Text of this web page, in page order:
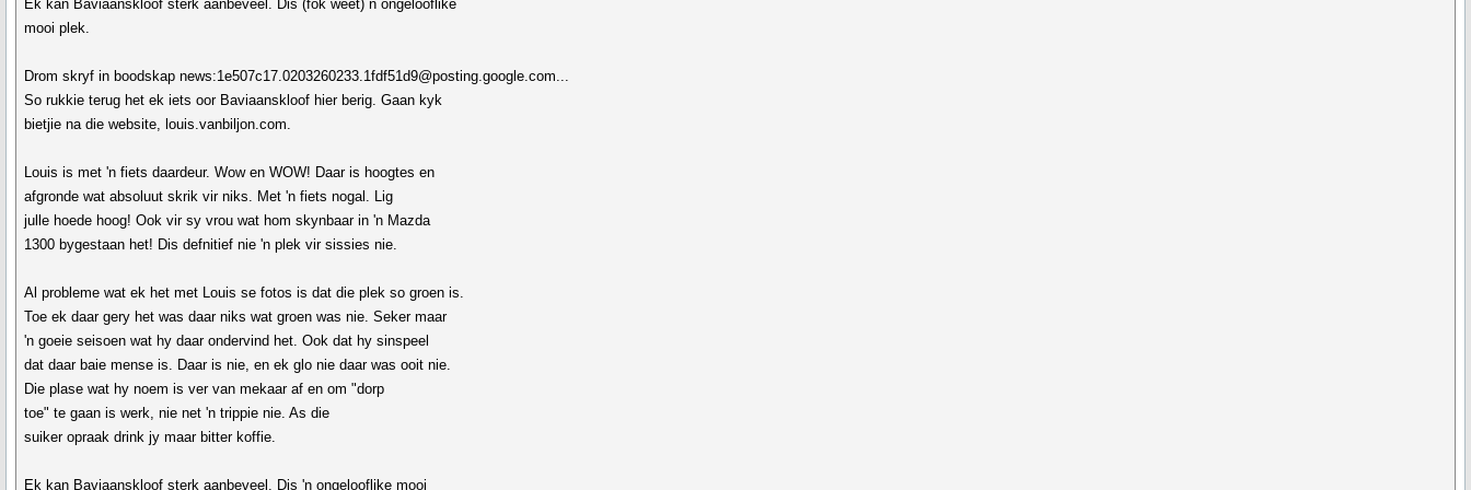
Ek kan Baviaanskloof sterk aanbeveel. Dis (fok weet) n ongelooflike
mooi plek.
Drom skryf in boodskap news:1e507c17.0203260233.1fdf51d9@posting.google.com...
So rukkie terug het ek iets oor Baviaanskloof hier berig. Gaan kyk
bietjie na die website, louis.vanbiljon.com.
Louis is met 'n fiets daardeur. Wow en WOW! Daar is hoogtes en
afgronde wat absoluut skrik vir niks. Met 'n fiets nogal. Lig
julle hoede hoog! Ook vir sy vrou wat hom skynbaar in 'n Mazda
1300 bygestaan het! Dis defnitief nie 'n plek vir sissies nie.
Al probleme wat ek het met Louis se fotos is dat die plek so groen is.
Toe ek daar gery het was daar niks wat groen was nie. Seker maar
'n goeie seisoen wat hy daar ondervind het. Ook dat hy sinspeel
dat daar baie mense is. Daar is nie, en ek glo nie daar was ooit nie.
Die plase wat hy noem is ver van mekaar af en om "dorp
toe" te gaan is werk, nie net 'n trippie nie. As die
suiker opraak drink jy maar bitter koffie.
Ek kan Baviaanskloof sterk aanbeveel. Dis 'n ongelooflike mooi